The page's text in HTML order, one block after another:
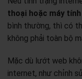
thoại hoặc máy tính
bình thường, thì có
không phải toàn bộ
Mặc dù lướt web
internet, như chỉnh